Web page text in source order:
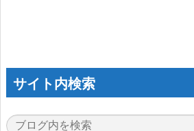
サイト内検索